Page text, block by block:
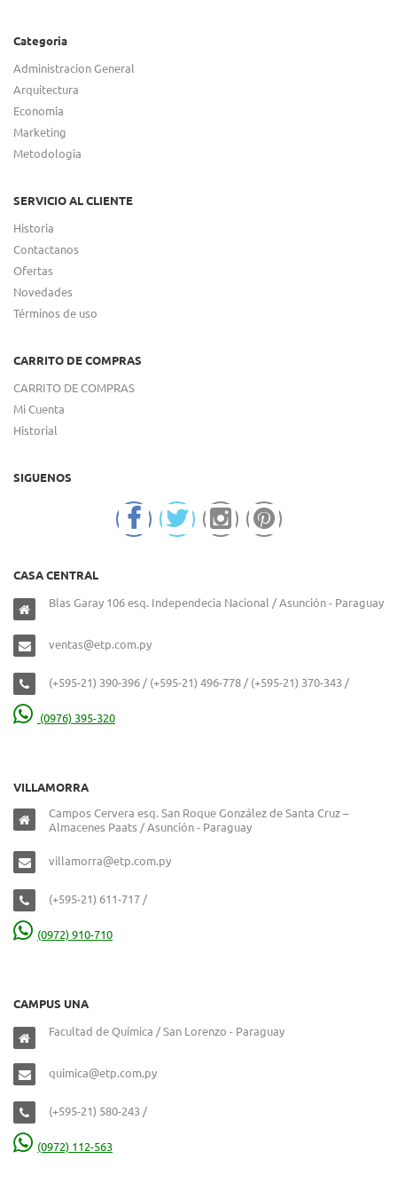
Categoria
Administracion General
Arquitectura
Economia
Marketing
Metodologia
SERVICIO AL CLIENTE
Historia
Contactanos
Ofertas
Novedades
Términos de uso
CARRITO DE COMPRAS
CARRITO DE COMPRAS
Mi Cuenta
Historial
SIGUENOS
CASA CENTRAL
Blas Garay 106 esq. Independecia Nacional / Asunción - Paraguay
ventas@etp.com.py
(+595-21) 390-396 / (+595-21) 496-778 / (+595-21) 370-343 /
(0976) 395-320
VILLAMORRA
Campos Cervera esq. San Roque González de Santa Cruz –
Almacenes Paats / Asunción - Paraguay
villamorra@etp.com.py
(+595-21) 611-717 /
(0972) 910-710
CAMPUS UNA
Facultad de Química / San Lorenzo - Paraguay
quimica@etp.com.py
(+595-21) 580-243 /
(0972) 112-563